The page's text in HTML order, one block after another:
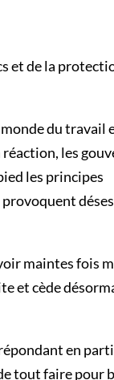
et de la
du travail
les
les principes
maintes fois
et cède
en
tout faire pour